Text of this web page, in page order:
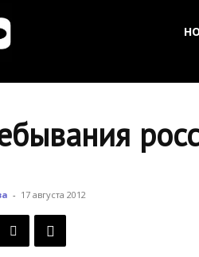
Кыргызстана
- 17 августа 2012